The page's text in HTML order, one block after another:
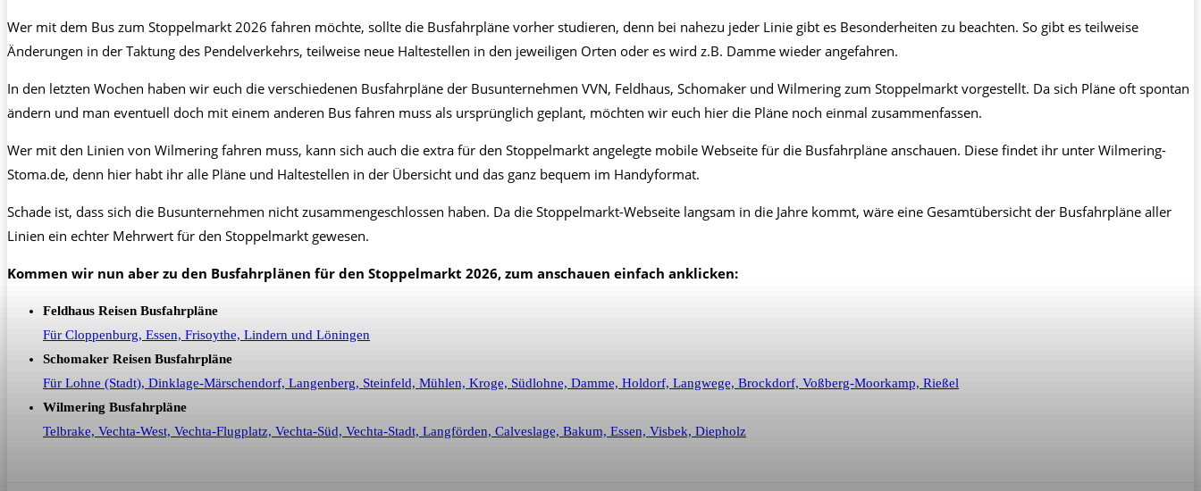
Wer mit dem Bus zum Stoppelmarkt 2026 fahren möchte, sollte die Busfahrpläne vorher studieren, denn bei nahezu jeder Linie gibt es Besonderheiten zu beachten. So gibt es teilweise
Änderungen in der Taktung des Pendelverkehrs, teilweise neue Haltestellen in den jeweiligen Orten oder es wird z.B. Damme wieder angefahren.
In den letzten Wochen haben wir euch die verschiedenen Busfahrpläne der Busunternehmen VVN, Feldhaus, Schomaker und Wilmering zum Stoppelmarkt vorgestellt. Da sich Pläne oft spontan
ändern und man eventuell doch mit einem anderen Bus fahren muss als ursprünglich geplant, möchten wir euch hier die Pläne noch einmal zusammenfassen.
Wer mit den Linien von Wilmering fahren muss, kann sich auch die extra für den Stoppelmarkt angelegte mobile Webseite für die Busfahrpläne anschauen. Diese findet ihr unter Wilmering-
Stoma.de, denn hier habt ihr alle Pläne und Haltestellen in der Übersicht und das ganz bequem im Handyformat.
Schade ist, dass sich die Busunternehmen nicht zusammengeschlossen haben. Da die Stoppelmarkt-Webseite langsam in die Jahre kommt, wäre eine Gesamtübersicht der Busfahrpläne aller
Linien ein echter Mehrwert für den Stoppelmarkt gewesen.
Kommen wir nun aber zu den Busfahrplänen für den Stoppelmarkt 2026, zum anschauen einfach anklicken:
Feldhaus Reisen Busfahrpläne
Für Cloppenburg, Essen, Frisoythe, Lindern und Löningen
Schomaker Reisen Busfahrpläne
Für Lohne (Stadt), Dinklage-Märschendorf, Langenberg, Steinfeld, Mühlen, Kroge, Südlohne, Damme, Holdorf, Langwege, Brockdorf, Voßberg-Moorkamp, Rießel
Wilmering Busfahrpläne
Telbrake, Vechta-West, Vechta-Flugplatz, Vechta-Süd, Vechta-Stadt, Langförden, Calveslage, Bakum, Essen, Visbek, Diepholz